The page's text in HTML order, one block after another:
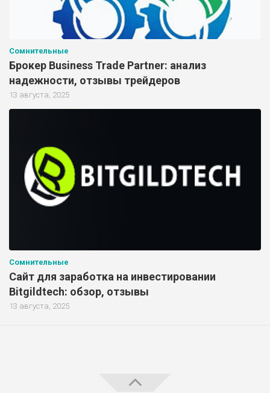
Сомнительные
Брокер Business Trade Partner: анализ
надежности, отзывы трейдеров
13 августа, 2025
Сомнительные
Сайт для заработка на инвестировании
Bitgildtech: обзор, отзывы
13 августа, 2025